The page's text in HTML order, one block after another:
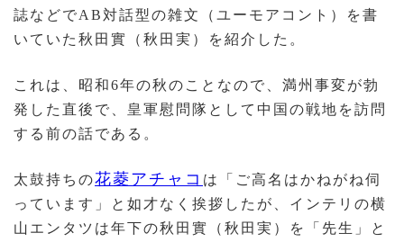
誌などでAB対話型の雑文（ユーモアコント）を書
いていた秋田實（秋田実）を紹介した。
これは、昭和6年の秋のことなので、満州事変が勃
発した直後で、皇軍慰問隊として中国の戦地を訪問
する前の話である。
太鼓持ちの花菱アチャコ は「ご高名はかねがね伺
っています」と如才なく挨拶したが、インテリの横
山エンタツは年下の秋田實（秋田実）を「先生」と